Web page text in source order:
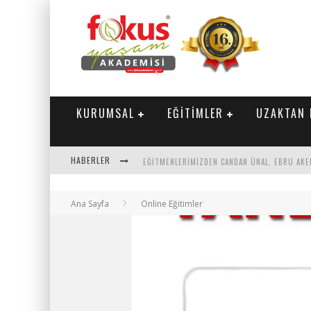
KURUMSAL EĞİTİMLER UZAKTAN
HABERLER
PARASINI VEREN 1'INCI
Ana Sayfa Online Eğitimler